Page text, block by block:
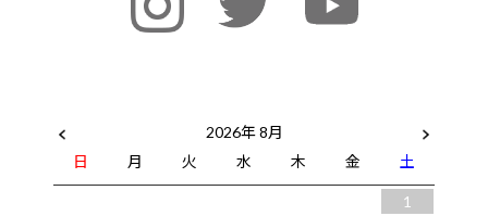
2026年 8月
日
月 火 水 木 金
土
1